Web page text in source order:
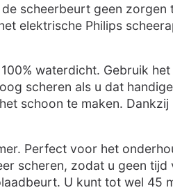
scheerbeurt geen
elektrische Philips
waterdicht. Gebruik
scheren als u dat
schoon te maken.
Perfect voor het
scheren, zodat u geen
U kunt tot wel 45